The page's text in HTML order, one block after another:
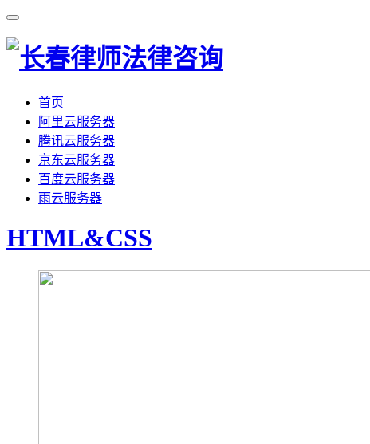
首页
阿里云服务器
腾讯云服务器
京东云服务器
百度云服务器
雨云服务器
HTML&CSS